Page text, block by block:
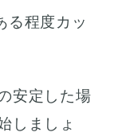
る程度カッ
安定した場
しましょ